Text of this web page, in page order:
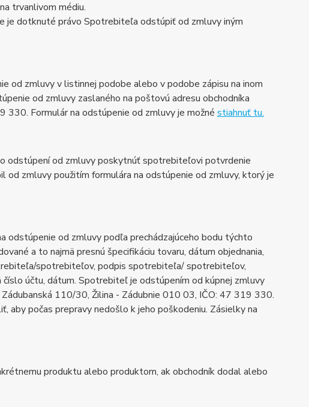
trvanlivom médiu.
je dotknuté právo Spotrebiteľa odstúpiť od zmluvy iným
od zmluvy v listinnej podobe alebo v podobe zápisu na inom
od zmluvy zaslaného na poštovú adresu obchodníka
Formulár na odstúpenie od zmluvy je možné stiahnuť tu.
odstúpení od zmluvy poskytnúť spotrebiteľovi potvrdenie
zmluvy použitím formulára na odstúpenie od zmluvy, ktorý je
odstúpenie od zmluvy podľa prechádzajúceho bodu týchto
a to najmä presnú špecifikáciu tovaru, dátum objednania,
spotrebiteľov, podpis spotrebiteľa/ spotrebiteľov,
účtu, dátum. Spotrebiteľ je odstúpením od kúpnej zmluvy
110/30, Žilina - Zádubnie 010 03, IČO: 47 319 330.
počas prepravy nedošlo k jeho poškodeniu. Zásielky na
produktu alebo produktom, ak obchodník dodal alebo